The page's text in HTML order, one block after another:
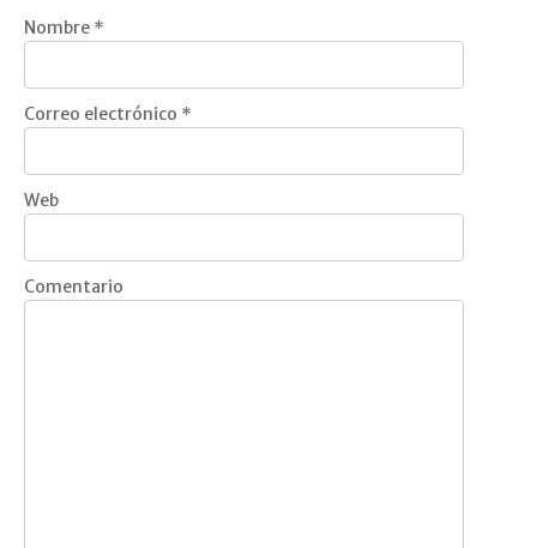
Nombre *
Correo electrónico *
Web
Comentario